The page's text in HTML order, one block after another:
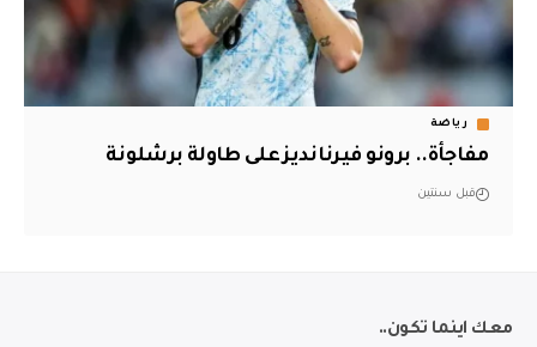
رياضة
مفاجأة.. برونو فيرنانديز على طاولة برشلونة
قبل سنتين
معك اينما تكون..